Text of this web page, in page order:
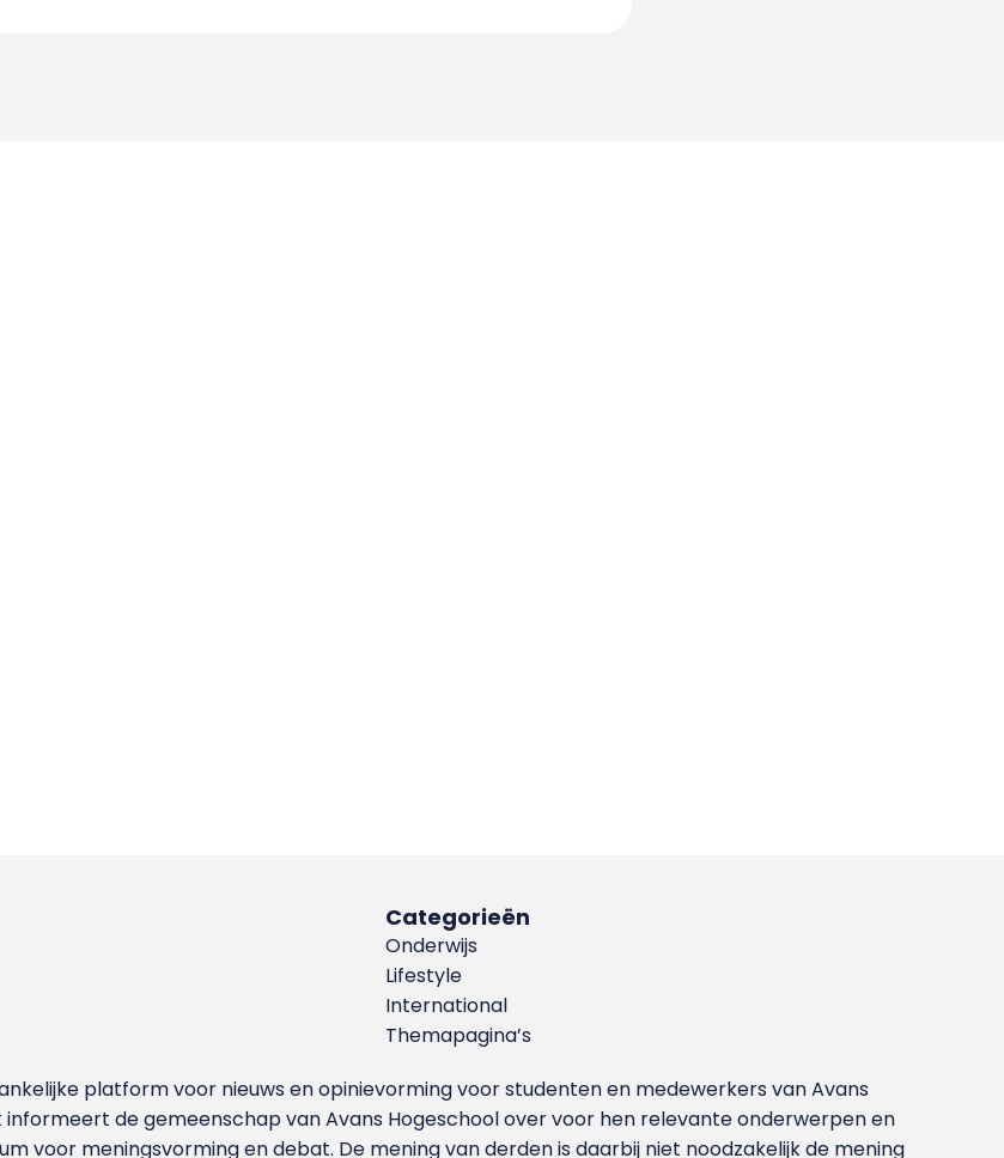
Categorieën
Onderwijs
Lifestyle
International
Themapagina’s
platform voor nieuws en opinievorming voor studenten en medewerkers van Avans
informeert de gemeenschap van Avans Hogeschool over voor hen relevante onderwerpen en
voor meningsvorming en debat. De mening van derden is daarbij niet noodzakelijk de mening